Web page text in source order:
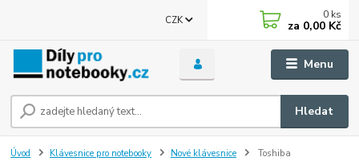
Menu
CZK
Hledat
0 ks
za 0,00 Kč
Úvod Klávesnice pro notebooky Nové klávesnice Toshiba